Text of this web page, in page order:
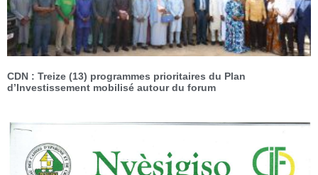
CDN : Treize (13) programmes prioritaires du Plan
d’Investissement mobilisé autour du forum